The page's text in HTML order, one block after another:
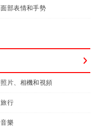
面部表情和手勢
照片、相機和視頻
旅行
音樂